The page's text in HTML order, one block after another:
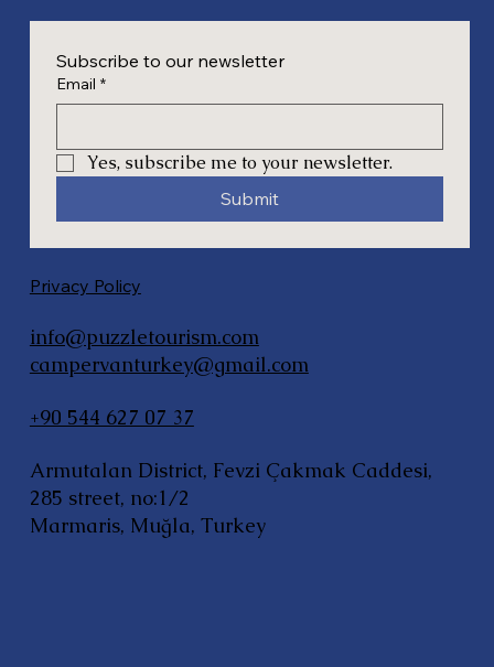
Subscribe to our newsletter
Email *
Yes, subscribe me to your newsletter.
Submit
Privacy Policy
info@puzzletourism.com
campervanturkey@gmail.com
+90 544 627 07 37
Armutalan District, Fevzi Çakmak Caddesi,
285 street, no:1/2
Marmaris, Muğla, Turkey